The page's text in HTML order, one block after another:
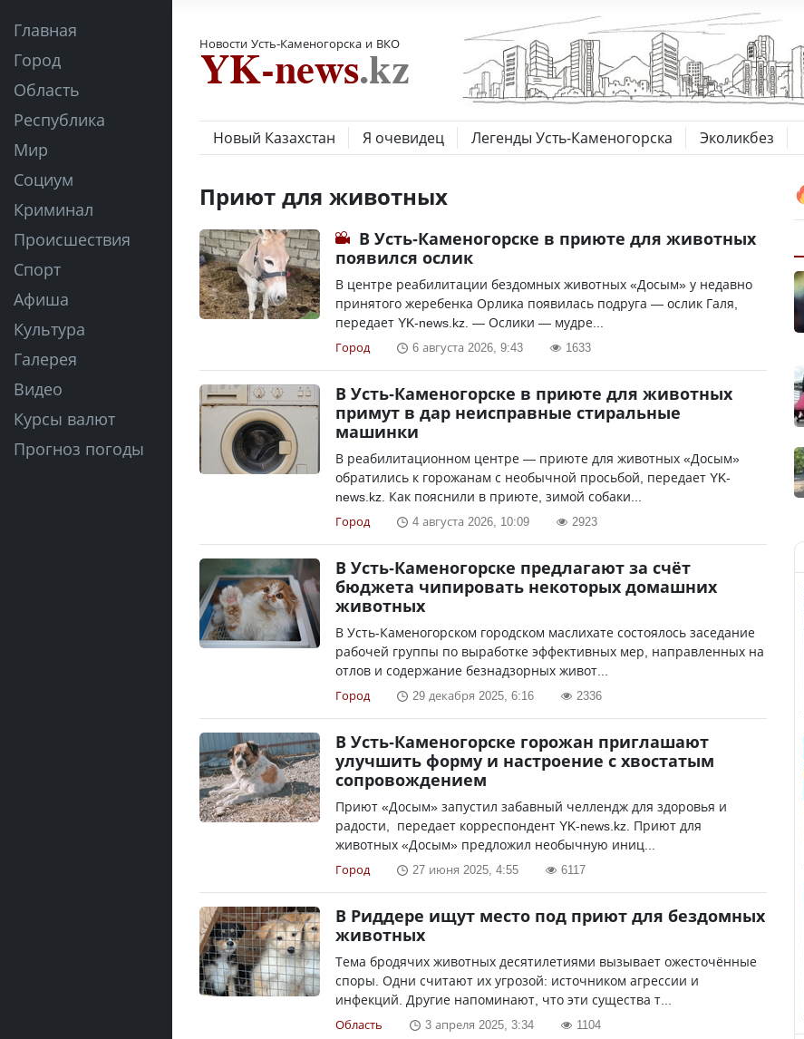
Главная
Город
Область
Республика
Мир
Социум
Криминал
Происшествия
Спорт
Афиша
Культура
Галерея
Видео
Курсы валют
Прогноз погоды
Новости Усть-Каменогорска и ВКО
Новый Казахстан Я очевидец Легенды Усть-Каменогорска Эколикбез
Приют для животных
В Усть-Каменогорске в приюте для животных
появился ослик
В центре реабилитации бездомных животных «Досым» у недавно
принятого жеребенка Орлика появилась подруга — ослик Галя,
передает YK-news.kz. — Ослики — мудре...
Город 6 августа 2026, 9:43 1633
В Усть-Каменогорске в приюте для животных
примут в дар неисправные стиральные
машинки
В реабилитационном центре — приюте для животных «Досым»
обратились к горожанам с необычной просьбой, передает YK-
news.kz. Как пояснили в приюте, зимой собаки...
Город 4 августа 2026, 10:09 2923
В Усть-Каменогорске предлагают за счёт
бюджета чипировать некоторых домашних
животных
В Усть-Каменогорском городском маслихате состоялось заседание
рабочей группы по выработке эффективных мер, направленных на
отлов и содержание безнадзорных живот...
Город 29 декабря 2025, 6:16 2336
В Усть-Каменогорске горожан приглашают
улучшить форму и настроение с хвостатым
сопровождением
Приют «Досым» запустил забавный челлендж для здоровья и
радости, передает корреспондент YK-news.kz. Приют для
животных «Досым» предложил необычную иниц...
Город 27 июня 2025, 4:55 6117
В Риддере ищут место под приют для бездомных
животных
Тема бродячих животных десятилетиями вызывает ожесточённые
споры. Одни считают их угрозой: источником агрессии и
инфекций. Другие напоминают, что эти существа т...
Область 3 апреля 2025, 3:34 1104